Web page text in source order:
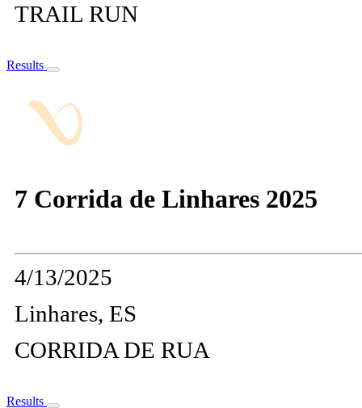
TRAIL RUN
Results
7 Corrida de Linhares 2025
4/13/2025
Linhares, ES
CORRIDA DE RUA
Results